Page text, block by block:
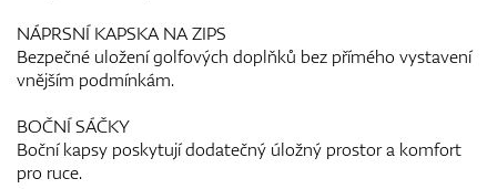
NÁPRSNÍ KAPSKA NA ZIPS
Bezpečné uložení golfových doplňků bez přímého vystavení
vnějším podmínkám.
BOČNÍ SÁČKY
Boční kapsy poskytují dodatečný úložný prostor a komfort
pro ruce.